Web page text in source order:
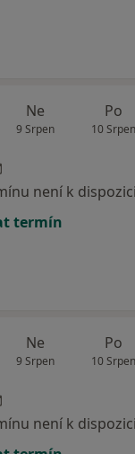
Ne
9 Srpen
Po
10 Srpen
není k dispozici
termín
Ne
9 Srpen
Po
10 Srpen
není k dispozici